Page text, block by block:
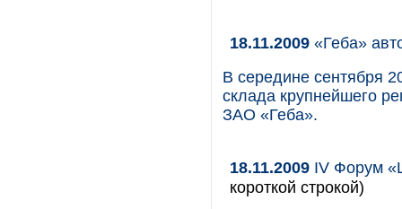
18.11.2009 «Геба»
В середине сентября
склада крупнейшего
ЗАО «Геба».
18.11.2009 IV Форум
короткой строкой)